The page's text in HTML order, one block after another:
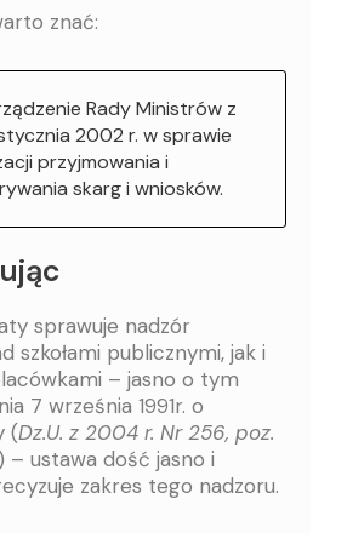
znać:
Rady Ministrów z
2002 r. w sprawie
przyjmowania i
skarg i wniosków.
sprawuje nadzór
szkołami publicznymi, jak i
– jasno o tym
7 września 1991r. o
(Dz.U. z 2004 r. Nr 256, poz.
– ustawa dość jasno i
zakres tego nadzoru.